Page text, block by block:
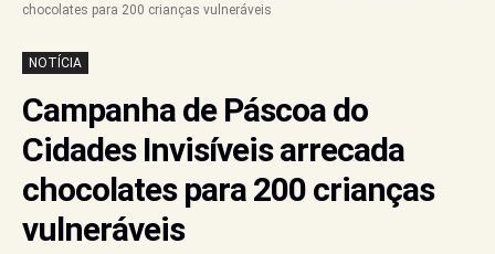
chocolates para 200 crianças vulneráveis
NOTÍCIA
Campanha de Páscoa do
Cidades Invisíveis arrecada
chocolates para 200 crianças
vulneráveis